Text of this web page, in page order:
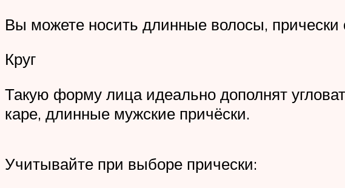
Вы можете носить длинные волосы, прически
Круг
Такую форму лица идеально дополнят
каре, длинные мужские причёски.
Учитывайте при выборе прически: